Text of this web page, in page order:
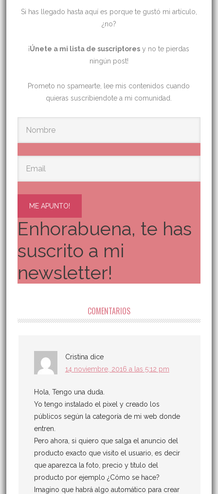
Si has llegado hasta aquí es porque te gustó mi artículo,
¿no?
¡Únete a mi lista de suscriptores y no te pierdas
ningún post!
Prometo no spamearte, lee mis contenidos cuando
quieras suscribiendote a mi comunidad.
ME APUNTO!
Enhorabuena, te has
suscrito a mi
newsletter!
COMENTARIOS
Cristina dice
14 noviembre, 2016 a las 5:12 pm
Hola, Tengo una duda.
Yo tengo instalado el pixel y creado los
públicos según la categoría de mi web donde
entren.
Pero ahora, si quiero que salga el anuncio del
producto exacto que visito el usuario, es decir
que aparezca la foto, precio y título del
producto por ejemplo ¿Cómo se hace?
Imagino que habrá algo automático para crear